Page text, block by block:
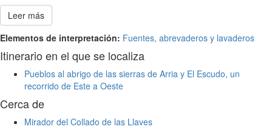
Leer más
Elementos de interpretación: Fuentes, abrevaderos y lavaderos
Itinerario en el que se localiza
Pueblos al abrigo de las sierras de Arria y El Escudo, un
recorrido de Este a Oeste
Cerca de
Mirador del Collado de las Llaves